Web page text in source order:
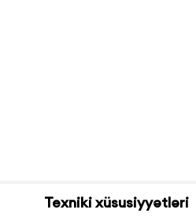
Texniki xüsusiyyətləri